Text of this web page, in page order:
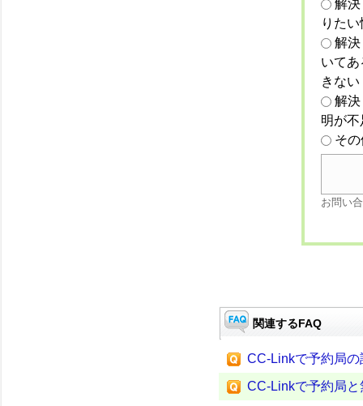
解
りた
解
いて
きない
解
明が
そ
お問い
関連するFAQ
CC-Linkで予約局
CC-Linkで予約局